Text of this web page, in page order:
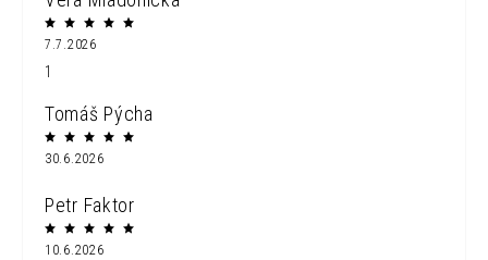
7.7.2026
1
Tomáš Pýcha
30.6.2026
Petr Faktor
10.6.2026